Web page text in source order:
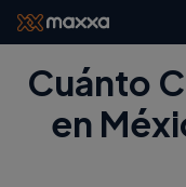
Cuánto
en